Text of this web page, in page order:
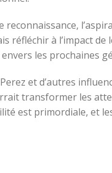
reconnaissance,
réfléchir à l’impact de
les prochaines
et d’autres
transformer les
est primordiale, et